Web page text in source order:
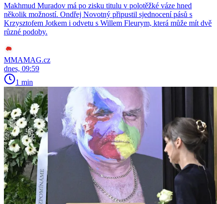
Makhmud Muradov má po zisku titulu v polotěžké váze hned
několik možností. Ondřej Novotný připustil sjednocení pásů s
Krzysztofem Jotkem i odvetu s Willem Fleurym, která může mít dvě
různé podoby.
MMAMAG.cz
dnes, 09:59
1 min